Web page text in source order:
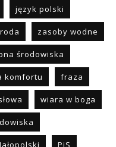
język polski
zasoby wodne
środowiska
komfortu fraza
wiara w boga
PiS